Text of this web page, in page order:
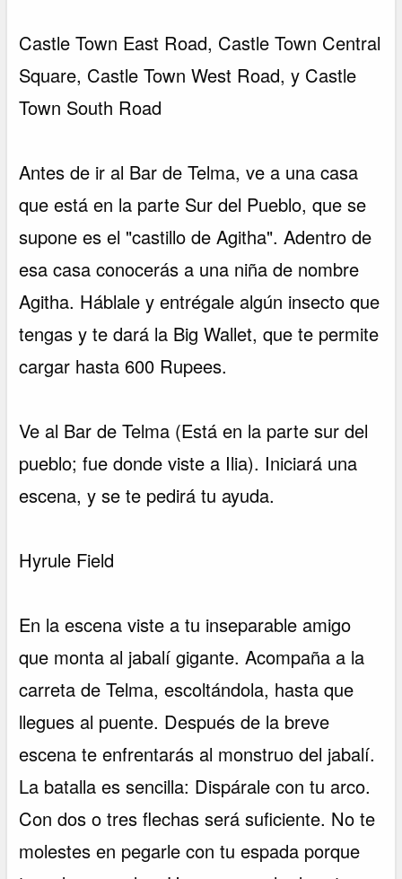
Castle Town East Road, Castle Town Central
Square, Castle Town West Road, y Castle
Town South Road
Antes de ir al Bar de Telma, ve a una casa
que está en la parte Sur del Pueblo, que se
supone es el "castillo de Agitha". Adentro de
esa casa conocerás a una niña de nombre
Agitha. Háblale y entrégale algún insecto que
tengas y te dará la Big Wallet, que te permite
cargar hasta 600 Rupees.
Ve al Bar de Telma (Está en la parte sur del
pueblo; fue donde viste a Ilia). Iniciará una
escena, y se te pedirá tu ayuda.
Hyrule Field
En la escena viste a tu inseparable amigo
que monta al jabalí gigante. Acompaña a la
carreta de Telma, escoltándola, hasta que
llegues al puente. Después de la breve
escena te enfrentarás al monstruo del jabalí.
La batalla es sencilla: Dispárale con tu arco.
Con dos o tres flechas será suficiente. No te
molestes en pegarle con tu espada porque